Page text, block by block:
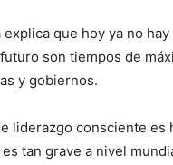
explica que hoy ya no
son tiempos de
y gobiernos.
liderazgo consciente
tan grave a nivel